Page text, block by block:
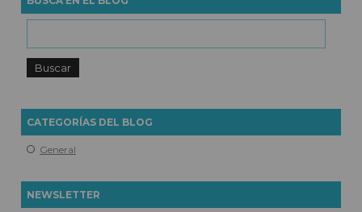
CATEGORÍAS DEL BLOG
General
NEWSLETTER